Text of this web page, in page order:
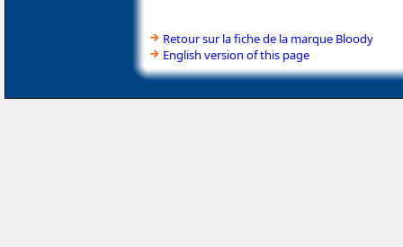
Retour sur la fiche de la marque Bloody
English version of this page